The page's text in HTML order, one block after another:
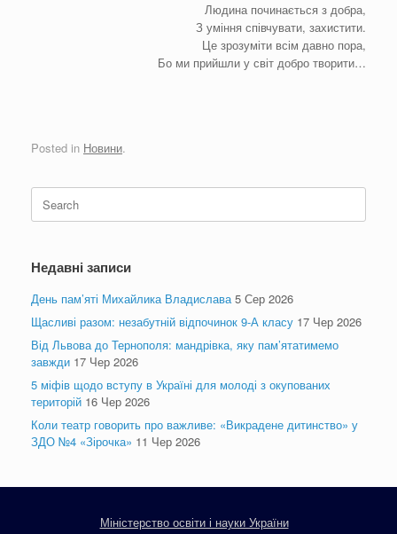
Людина починається з добра,
З уміння співчувати, захистити.
Це зрозуміти всім давно пора,
Бо ми прийшли у світ добро творити…
Posted in Новини.
Search
for:
Недавні записи
День пам’яті Михайлика Владислава 5 Сер 2026
Щасливі разом: незабутній відпочинок 9-А класу 17 Чер 2026
Від Львова до Тернополя: мандрівка, яку пам’ятатимемо
завжди 17 Чер 2026
5 міфів щодо вступу в Україні для молоді з окупованих
територій 16 Чер 2026
Коли театр говорить про важливе: «Викрадене дитинство» у
ЗДО №4 «Зірочка» 11 Чер 2026
Міністерство освіти і науки України